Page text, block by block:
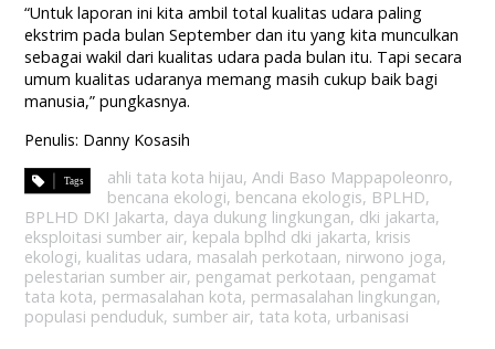
“Untuk laporan ini kita ambil total kualitas udara paling
ekstrim pada bulan September dan itu yang kita munculkan
sebagai wakil dari kualitas udara pada bulan itu. Tapi secara
umum kualitas udaranya memang masih cukup baik bagi
manusia,” pungkasnya.
Penulis: Danny Kosasih
ahli tata kota hijau,Andi Baso Mappapoleonro,
bencana ekologi, bencana ekologis, BPLHD,
BPLHD DKI Jakarta, daya dukung lingkungan, dki jakarta,
eksploitasi sumber air, kepala bplhd dki jakarta, krisis
ekologi, kualitas udara, masalah perkotaan, nirwono joga,
pelestarian sumber air, pengamat perkotaan, pengamat
tata kota, permasalahan kota, permasalahan lingkungan,
populasi penduduk, sumber air, tata kota, urbanisasi